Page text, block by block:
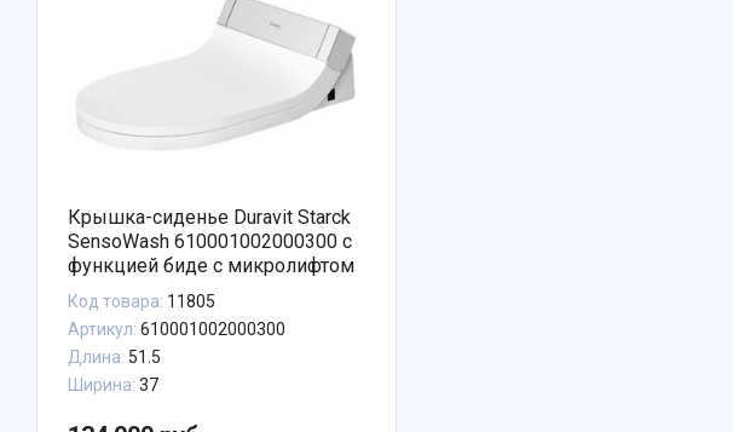
Крышка-сиденье Duravit Starck
SensoWash 610001002000300 с
функцией биде с микролифтом
Код товара: 11805
Артикул: 610001002000300
Длина: 51.5
Ширина: 37